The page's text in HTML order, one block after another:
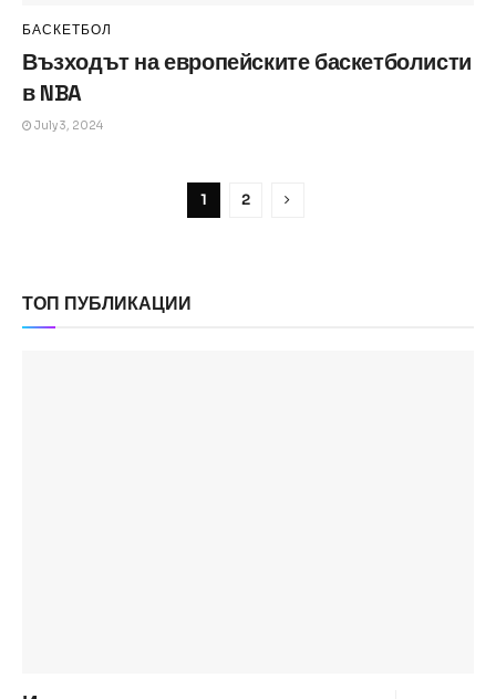
БАСКЕТБОЛ
Възходът на европейските баскетболисти
в NBA
July 3, 2024
1 2
ТОП ПУБЛИКАЦИИ